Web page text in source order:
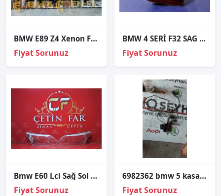
BMW E89 Z4 Xenon Far Beyni 63127296090
Fiyat Sorunuz
BMW 4 SERİ F32 SAG ARKA İÇ STOP 7296102
Fiyat Sorunuz
Bmw E60 Lci̇ Sağ Sol Far Cami Kaşli
Fiyat Sorunuz
6982362 bmw 5 kasa e60 arka sağ kapı tesisatı
Fiyat Sorunuz